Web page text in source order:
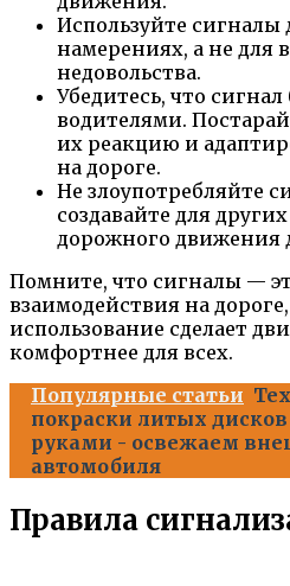
Используйте сигналы
намерениях, а не для
недовольства.
Убедитесь, что
водителями.
их реакцию и
на дороге.
Не злоупотребляйте
создавайте для
дорожного движения
Помните, что сигналы —
взаимодействия на
использование сделает
комфортнее для всех.
Популярные статьи
покраски литых
руками - освежаем
автомобиля
Правила